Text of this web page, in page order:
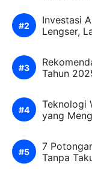
Investasi
Lengser,
Tahun
Teknologi
yang
7
Tanpa